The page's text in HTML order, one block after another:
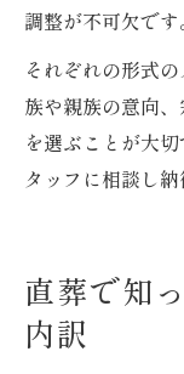
調整が不可欠です
それぞれの形式
族や親族の意向
を選ぶことが大
タッフに相談し
直葬で知
内訳